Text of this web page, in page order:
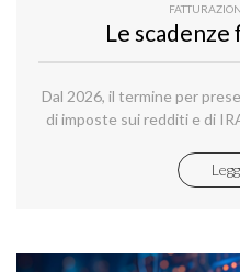
Le
Dal 2026, il termine per
di imposte sui redditi e di
stesse